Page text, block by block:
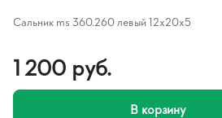
Сальник ms 360.260 левый 12х20х5
1 200 руб.
В корзину